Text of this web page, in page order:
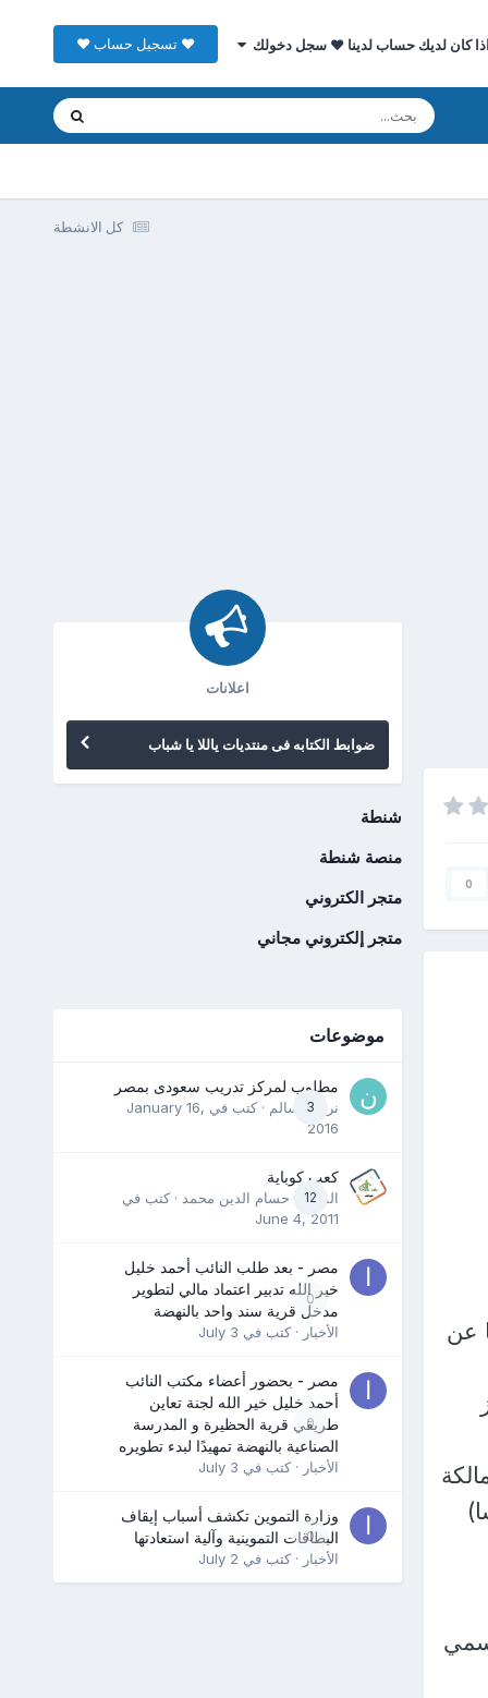
اذا كان لديك حساب لدينا ♥ سجل دخولك ♥ تسجيل حساب ♥
كل الانشطة
0
عن
(مالكة
سمي
اعلانات
ضوابط الكتابه فى منتديات ياللا يا شباب
شنطة
منصة شنطة
متجر الكتروني
متجر إلكتروني مجاني
موضوعات
3
مطلوب لمركز تدريب سعودى بمصر
نرمين سالم · كتب في January 16,
2016
12
كعب كوباية
المدرب حسام الدين محمد · كتب في
June 4, 2011
0
مصر - بعد طلب النائب أحمد خليل
خير الله تدبير اعتماد مالي لتطوير
مدخل قرية سند واحد بالنهضة
الأخبار · كتب في July 3
0
مصر - بحضور أعضاء مكتب النائب
أحمد خليل خير الله لجنة تعاين
طريقي قرية الحظيرة و المدرسة
الصناعية بالنهضة تمهيدًا لبدء تطويره
الأخبار · كتب في July 3
0
وزارة التموين تكشف أسباب إيقاف
البطاقات التموينية وآلية استعادتها
الأخبار · كتب في July 2